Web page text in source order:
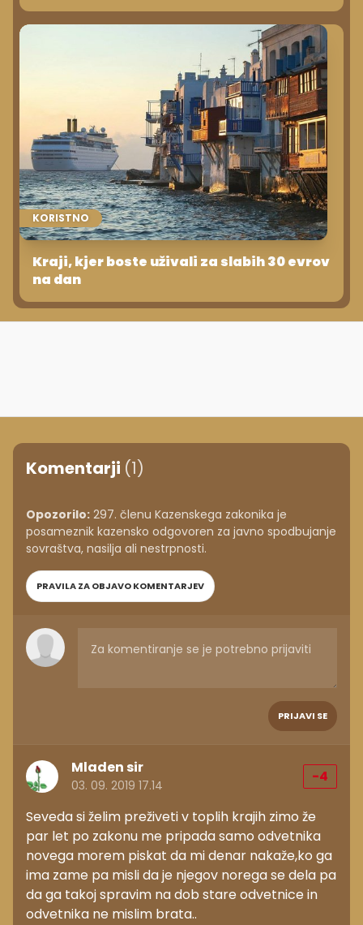
KORISTNO
Kraji, kjer boste uživali za slabih 30 evrov
na dan
Komentarji (1)
Opozorilo: 297. členu Kazenskega zakonika je
posameznik kazensko odgovoren za javno spodbujanje
sovraštva, nasilja ali nestrpnosti.
PRAVILA ZA OBJAVO KOMENTARJEV
PRIJAVI SE
Mladen sir
03. 09. 2019 17.14
-4
Seveda si želim preživeti v toplih krajih zimo že
par let po zakonu me pripada samo odvetnika
novega morem piskat da mi denar nakaže,ko ga
ima zame pa misli da je njegov norega se dela pa
da ga takoj spravim na dob stare odvetnice in
odvetnika ne mislim brata..